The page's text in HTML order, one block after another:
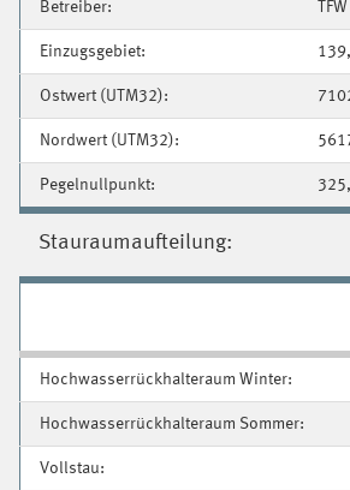
Betreiber: TFW
Einzugsgebiet:
Ostwert (UTM32):
Nordwert (UTM32):
Pegelnullpunkt:
Stauraumaufteilung:
Hochwasserrückhalteraum Winter:
Hochwasserrückhalteraum Sommer:
Vollstau: